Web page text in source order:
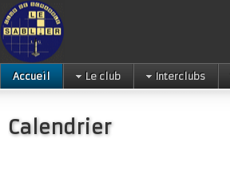
Accueil Le club Interclubs
Calendrier